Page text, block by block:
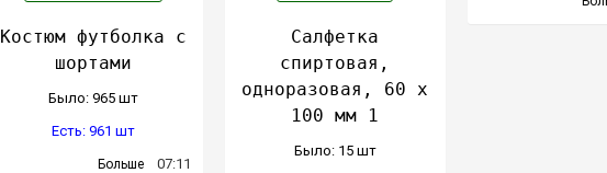
Костюм футболка с
шортами
Было: 965 шт
Есть: 961 шт
Больше 07:11
Салфетка
спиртовая,
одноразовая, 60 x
100 мм 1
Было: 15 шт